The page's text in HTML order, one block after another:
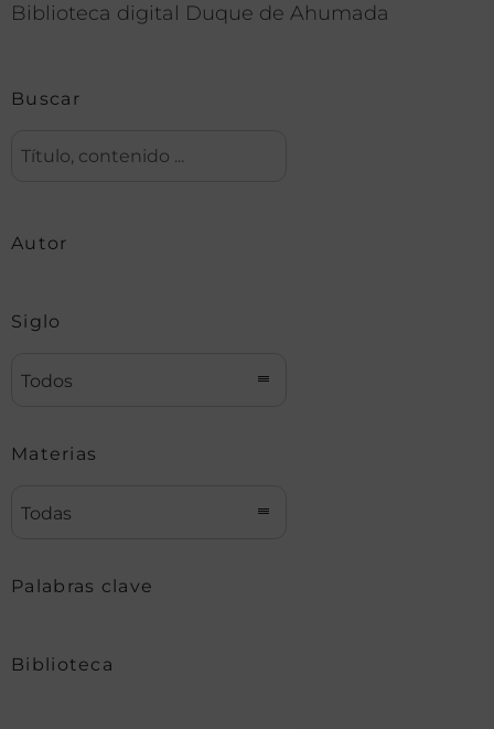
Biblioteca digital Duque de Ahumada
Buscar
Autor
Siglo
Todos
Materias
Todas
Palabras clave
Biblioteca